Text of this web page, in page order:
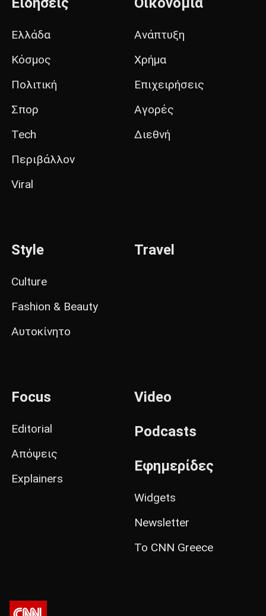
Ελλάδα
Κόσμος
Πολιτική
Σπορ
Tech
Περιβάλλον
Viral
Ανάπτυξη
Χρήμα
Επιχειρήσεις
Αγορές
Διεθνή
Style
Culture
Fashion & Beauty
Αυτοκίνητο
Travel
Focus
Editorial
Απόψεις
Explainers
Video
Podcasts
Εφημερίδες
Widgets
Newsletter
Το CNN Greece